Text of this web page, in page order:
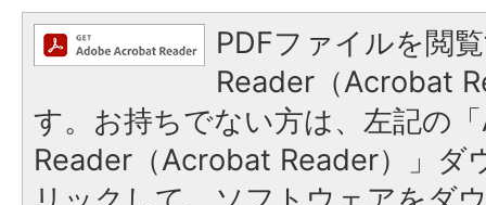
PDFファイルを閲
Reader（Acrobat
す。お持ちでない方は、左記の
Reader（Acrobat Reader）」ダ